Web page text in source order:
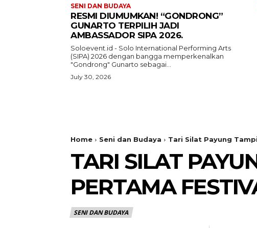
SENI DAN BUDAYA
RESMI DIUMUMKAN! “GONDRONG”
GUNARTO TERPILIH JADI
AMBASSADOR SIPA 2026.
Soloevent.id - Solo International Performing Arts
(SIPA) 2026 dengan bangga memperkenalkan
"Gondrong" Gunarto sebagai...
July 30, 2026